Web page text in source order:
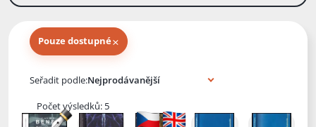
Pouze dostupné×
Seřadit podle:
Počet výsledků: 5